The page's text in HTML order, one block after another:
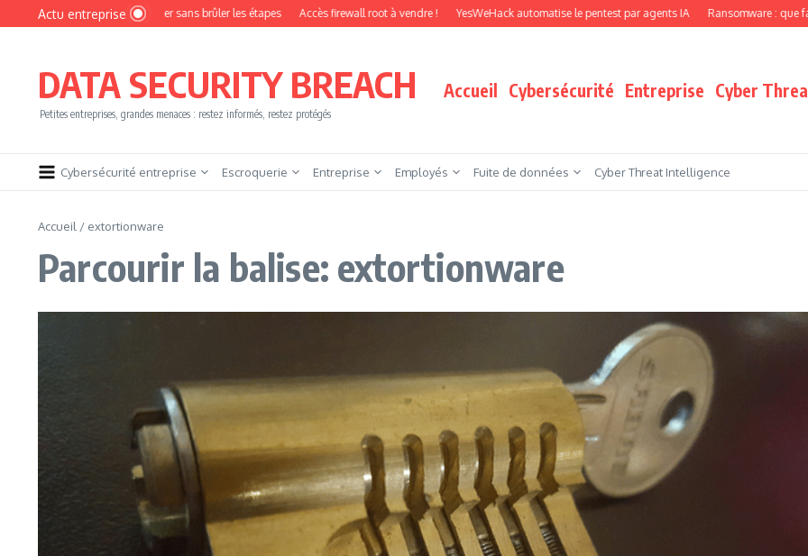
Aller au contenu
Actu entreprise
devenir pentester sans brûler les étapes Accès firewall root à vendre ! YesWeHack automatise le pentest par agents IA Ransomware : que faire quand
DATA SECURITY BREACH
Petites entreprises, grandes menaces : restez informés, restez protégés
Accueil Cybersécurité Entreprise Cyber
Cybersécurité entreprise Escroquerie Entreprise Employés Fuite de données Cyber Threat Intelligence
Accueil / extortionware
Parcourir la balise: extortionware